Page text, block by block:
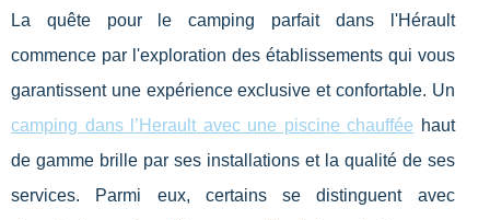
La quête pour le camping parfait dans l'Hérault
commence par l'exploration des établissements qui vous
garantissent une expérience exclusive et confortable. Un
camping dans l’Herault avec une piscine chauffée haut
de gamme brille par ses installations et la qualité de ses
services. Parmi eux, certains se distinguent avec